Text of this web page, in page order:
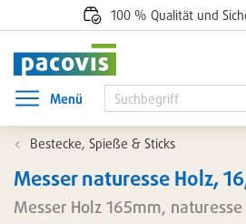
100 % Qualität und
Menü
Menü öffnen
Bestecke, Spieße & Sticks
Messer naturesse Holz,
Messer Holz 165mm, naturesse